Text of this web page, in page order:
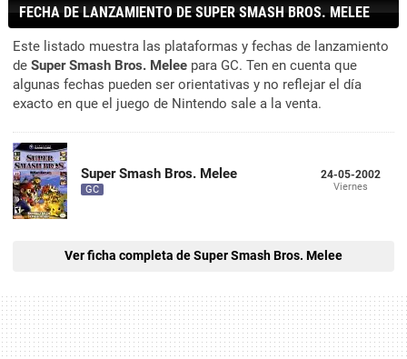
FECHA DE LANZAMIENTO DE SUPER SMASH BROS. MELEE
Este listado muestra las plataformas y fechas de lanzamiento
de Super Smash Bros. Melee para GC. Ten en cuenta que
algunas fechas pueden ser orientativas y no reflejar el día
exacto en que el juego de Nintendo sale a la venta.
Super Smash Bros. Melee
GC
24-05-2002
Viernes
Ver ficha completa de Super Smash Bros. Melee